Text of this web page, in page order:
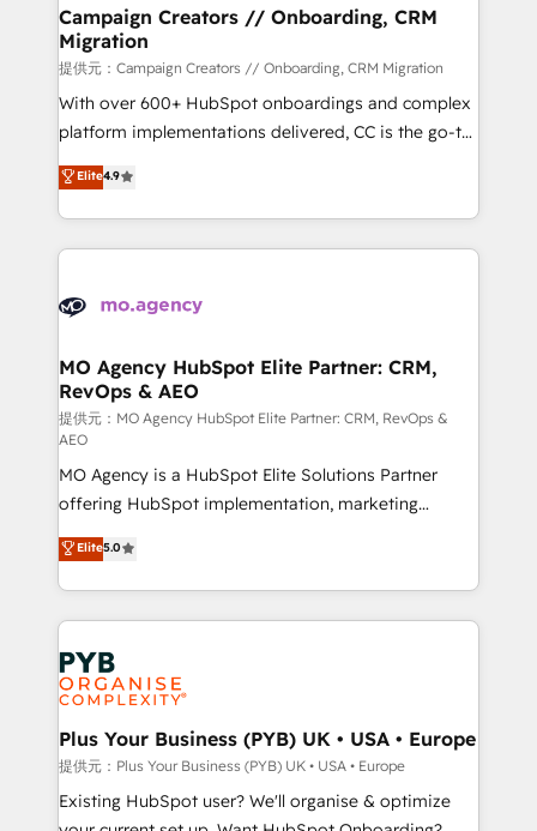
empowering our clients and developing their
autonomy. Get to grips with HubSpot through
guided implementation and seamless integration of
the CRM platform into your digital ecosystem. Would
you like support in deploying your inbound
to your needs and sales objectives. With 125+
certifications, we are part of the most certified
services are offered in both English & French.
Campaign Creators // Onboarding, CRM
Migration
提供元：Campaign Creators // Onboarding, CRM Migration
With over 600+ HubSpot onboardings and complex
platform implementations delivered, CC is the go-to
Elite Solutions Partner for businesses ready to
migrate, replatform, and scale smarter. We specialize
in high-impact CRM and CMS migrations and
onboarding from platforms like Salesforce, NetSuite,
WordPress and legacy CRMs, turning fragmented
architectures that accelerate revenue operations and
performance. - Multi-object CRM migration, cleanup,
and implementation. - Pre-built and custom
integrations across your full tech stack. - Custom
object setup, CMS builds, and full-funnel automation.
- Dashboards, lifecycle campaigns, and lead
nurturing sequences. - Cross-hub setup across
Marketing, Sales, Operations, and Service Hubs. -
Ongoing optimization, managed support, and
scalable retainers. Let’s make HubSpot your most
powerful growth engine. Built to convert, scale, and
drive results.
Elite4.9
MO Agency HubSpot Elite Partner: CRM,
RevOps & AEO
提供元：MO Agency HubSpot Elite Partner: CRM, RevOps &
AEO
MO Agency is a HubSpot Elite Solutions Partner
offering HubSpot implementation, marketing
automation, CRM and RevOps consulting, data
architecture, sales enablement, lifecycle automation,
lead scoring and revenue reporting. HubSpot,
Salesforce and integrated enterprise stacks. Digital
Marketing, Answer Engine Optimisation, and
Generative Engine Optimisation (AI Search),
HubSpot Content Hub, WordPress development,
B2B SEO, paid media, and content. We work with
enterprise and growth-led companies across
technology, professional services, financial services
and industrial sectors. Offices in Johannesburg, Cape
Elite5.0
Plus Your Business (PYB) UK • USA • Europe
提供元：Plus Your Business (PYB) UK • USA • Europe
Existing HubSpot user? We'll organise & optimize